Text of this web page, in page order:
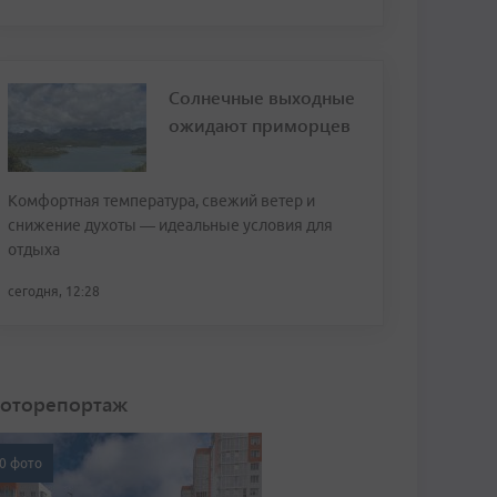
Солнечные выходные
ожидают приморцев
Комфортная температура, свежий ветер и
снижение духоты — идеальные условия для
отдыха
сегодня, 12:28
фото